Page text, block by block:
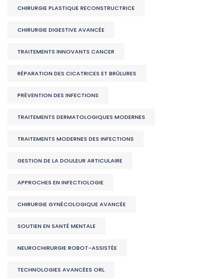
CHIRURGIE PLASTIQUE RECONSTRUCTRICE
CHIRURGIE DIGESTIVE AVANCÉE
TRAITEMENTS INNOVANTS CANCER
RÉPARATION DES CICATRICES ET BRÛLURES
PRÉVENTION DES INFECTIONS
TRAITEMENTS DERMATOLOGIQUES MODERNES
TRAITEMENTS MODERNES DES INFECTIONS
GESTION DE LA DOULEUR ARTICULAIRE
APPROCHES EN INFECTIOLOGIE
CHIRURGIE GYNÉCOLOGIQUE AVANCÉE
SOUTIEN EN SANTÉ MENTALE
NEUROCHIRURGIE ROBOT-ASSISTÉE
TECHNOLOGIES AVANCÉES ORL